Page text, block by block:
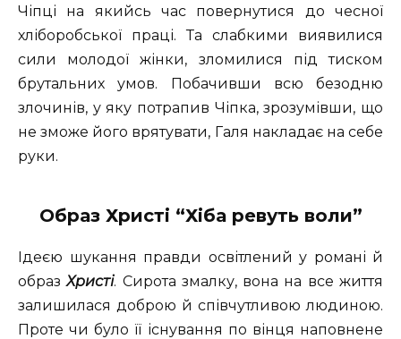
Чіпці на якийсь час повернутися до чесної
хліборобської праці. Та слабкими виявилися
сили молодої жінки, зломилися під тиском
брутальних умов. Побачивши всю безодню
злочинів, у яку потрапив Чіпка, зрозумівши, що
не зможе його врятувати, Галя накладає на себе
руки.
Образ Христі “Хіба ревуть воли”
Ідеєю шукання правди освітлений у романі й
образХристі. Сирота змалку, вона на все життя
залишилася доброю й співчутливою людиною.
Проте чи було її існування по вінця наповнене